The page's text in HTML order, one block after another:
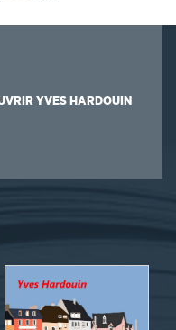
YVES HARDOUIN